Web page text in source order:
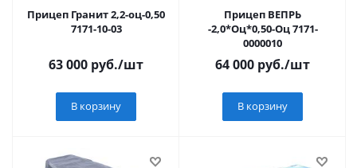
Прицеп Гранит 2,2-оц-0,50
7171-10-03
63 000 руб./шт
В корзину
Прицеп ВЕПРЬ
-2,0*Оц*0,50-Оц 7171-
0000010
64 000 руб./шт
В корзину